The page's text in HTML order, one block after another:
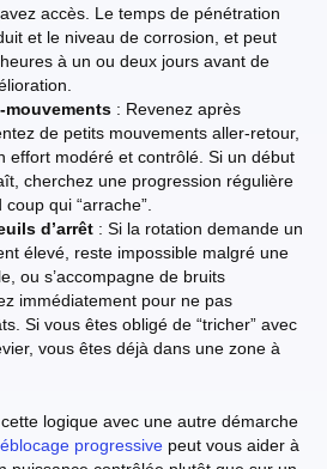
accès. Le temps de pénétration
et le niveau de corrosion, et peut
à un ou deux jours avant de
mouvements : Revenez après
de petits mouvements aller-retour,
effort modéré et contrôlé. Si un début
cherchez une progression régulière
qui “arrache”.
d’arrêt : Si la rotation demande un
élevé, reste impossible malgré une
ou s’accompagne de bruits
immédiatement pour ne pas
Si vous êtes obligé de “tricher” avec
vous êtes déjà dans une zone à
logique avec une autre démarche
progressive peut vous aider à